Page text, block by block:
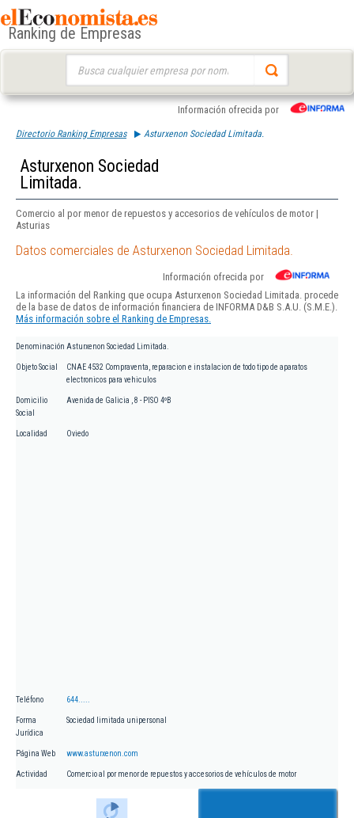
Ranking de Empresas
Información ofrecida por
Directorio Ranking Empresas Asturxenon Sociedad Limitada.
Asturxenon Sociedad
Limitada.
Comercio al por menor de repuestos y accesorios de vehículos de motor |
Asturias
Datos comerciales de Asturxenon Sociedad Limitada.
Información ofrecida por
La información del Ranking que ocupa Asturxenon Sociedad Limitada. procede
de la base de datos de información financiera de INFORMA D&B S.A.U. (S.M.E.).
Más información sobre el Ranking de Empresas.
Denominación Asturxenon Sociedad Limitada.
Objeto Social
CNAE 4532 Compraventa, reparacion e instalacion de todo tipo de aparatos
electronicos para vehiculos
Domicilio
Social
Avenida de Galicia , 8 - PISO 4ºB
Localidad Oviedo
Teléfono 644.....
Forma
Jurídica
Sociedad limitada unipersonal
Página Web www.asturxenon.com
Actividad Comercio al por menor de repuestos y accesorios de vehículos de motor